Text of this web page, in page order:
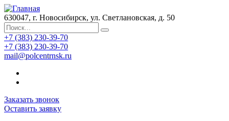
630047, г. Новосибирск, ул. Светлановская, д. 50
+7 (383) 230-39-70
+7 (383) 230-39-70
mail@polcentrnsk.ru
Заказать звонок
Оставить заявку